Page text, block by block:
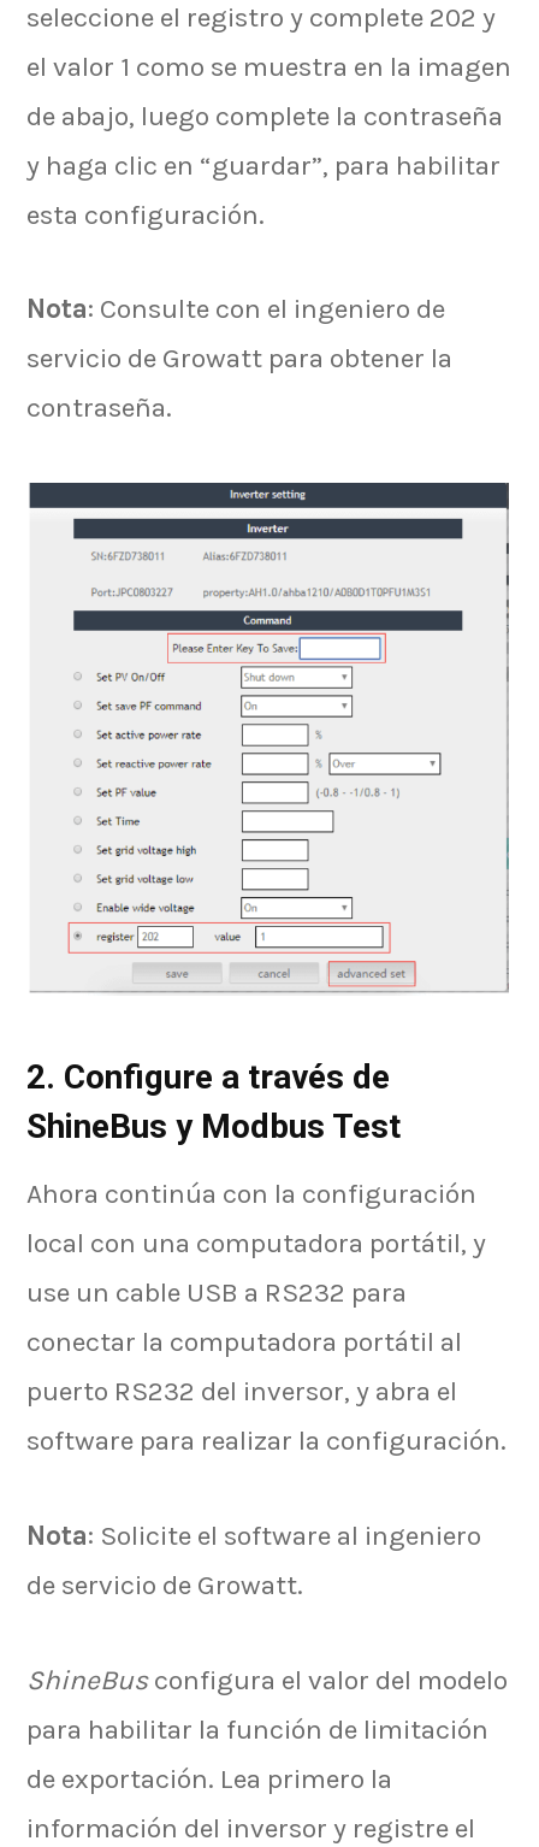
seleccione el registro y complete 202 y
el valor 1 como se muestra en la imagen
de abajo, luego complete la contraseña
y haga clic en “guardar”, para habilitar
esta configuración.
Nota: Consulte con el ingeniero de
servicio de Growatt para obtener la
contraseña.
2. Configure a través de
ShineBus y Modbus Test
Ahora continúa con la configuración
local con una computadora portátil, y
use un cable USB a RS232 para
conectar la computadora portátil al
puerto RS232 del inversor, y abra el
software para realizar la configuración.
Nota: Solicite el software al ingeniero
de servicio de Growatt.
ShineBusconfigura el valor del modelo
para habilitar la función de limitación
de exportación. Lea primero la
información del inversor y registre el